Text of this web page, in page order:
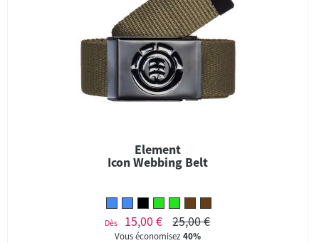
Element
Icon Webbing Belt
Dès 15,00 € 25,00 €
Vous économisez40%